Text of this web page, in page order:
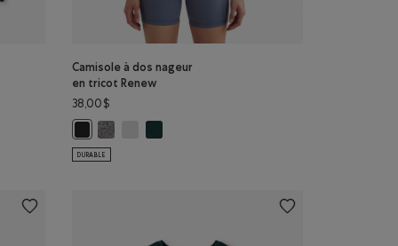
NOIR Couleur
SEL ET POIVRE Couleur
Renew: BLANC Couleur
en tricot Renew: MLNG VARSITY VERT Couleur
Camisole à dos nageur
en tricot Renew
38,00$
Camisole à dos nageur en tricot Renew: NOIR Couleur
Camisole à dos nageur en tricot Renew: SEL ET POIVRE
DURABLE